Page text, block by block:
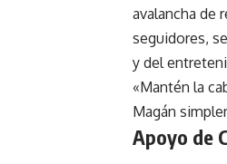
avalancha de
seguidores,
y del
«Mantén la
Magán
Apoyo de